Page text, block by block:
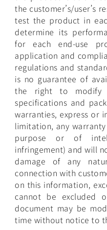
the customer’s/user’s
test the product in
determine its
for each end-use
application and
regulations and
is no guarantee of
the right to modify
specifications and
warranties, express or
limitation, any
purpose or of
infringement) and will
damage of any
connection with
on this information,
cannot be
document may be
time without notice to